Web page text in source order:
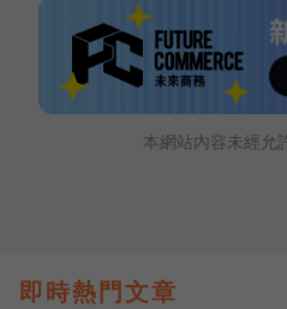
本網站內容未經允
即時熱門文章